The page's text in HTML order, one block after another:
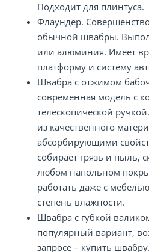
Подходит для плинтуса.
Флаундер.
обычной швабры.
или алюминия. Имеет
платформу и систему
Швабра с отжимом
современная модель с
телескопической
из качественного
абсорбирующими
собирает грязь и пыль,
любом напольном
работать даже с
степень влажности.
Швабра с губкой
популярный вариант,
запросе – купить